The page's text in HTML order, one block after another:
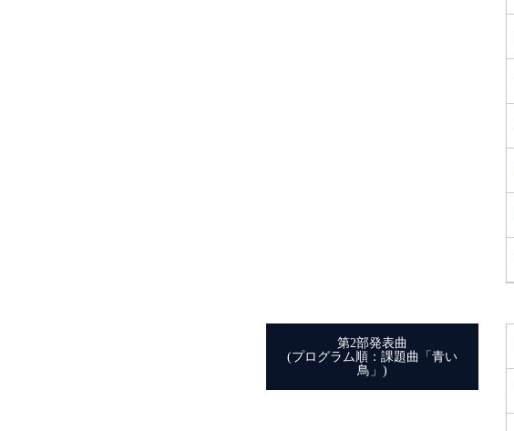
第2部発表曲
(プログラム順：課題曲「青い
鳥」)